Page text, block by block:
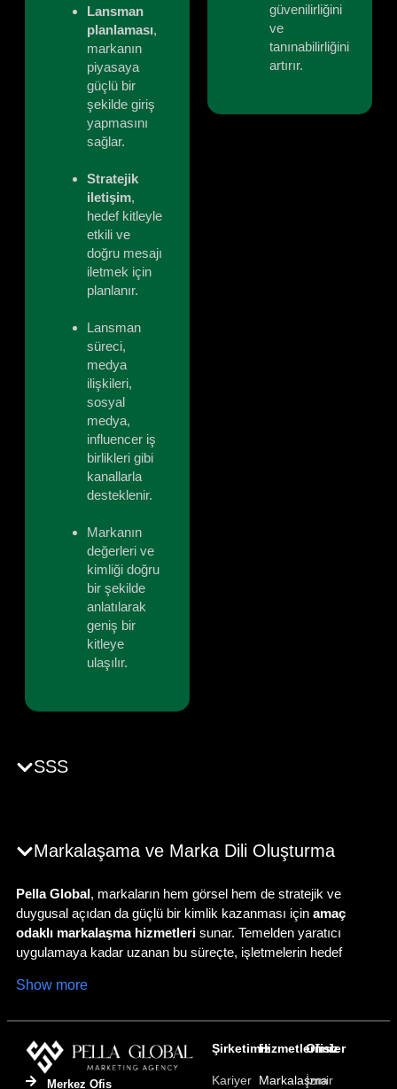
Lansman
planlaması,
markanın
piyasaya
güçlü bir
şekilde giriş
yapmasını
sağlar.
Stratejik
iletişim,
hedef kitleyle
etkili ve
doğru mesajı
iletmek için
planlanır.
Lansman
süreci,
medya
ilişkileri,
sosyal
medya,
influencer iş
birlikleri gibi
kanallarla
desteklenir.
Markanın
değerleri ve
kimliği doğru
bir şekilde
anlatılarak
geniş bir
kitleye
ulaşılır.
güvenilirliğini
ve
tanınabilirliğini
artırır.
SSS
Markalaşama ve Marka Dili Oluşturma
Pella Global, markaların hem görsel hem de stratejik ve
duygusal açıdan da güçlü bir kimlik kazanması için amaç
odaklı markalaşma hizmetleri sunar. Temelden yaratıcı
uygulamaya kadar uzanan bu süreçte, işletmelerin hedef
oluyoruz.
Büyümeyi Tetikleyen Strateji Odaklı Marka
Yaklaşımı
Etkili markalaşma hem nasıl göründüğünüzle hem de nasıl
Show more
Merkez Ofis
Şirketimiz
Kariyer
Hizmetlerimiz
Markalaşma
Ofisler
İzmir